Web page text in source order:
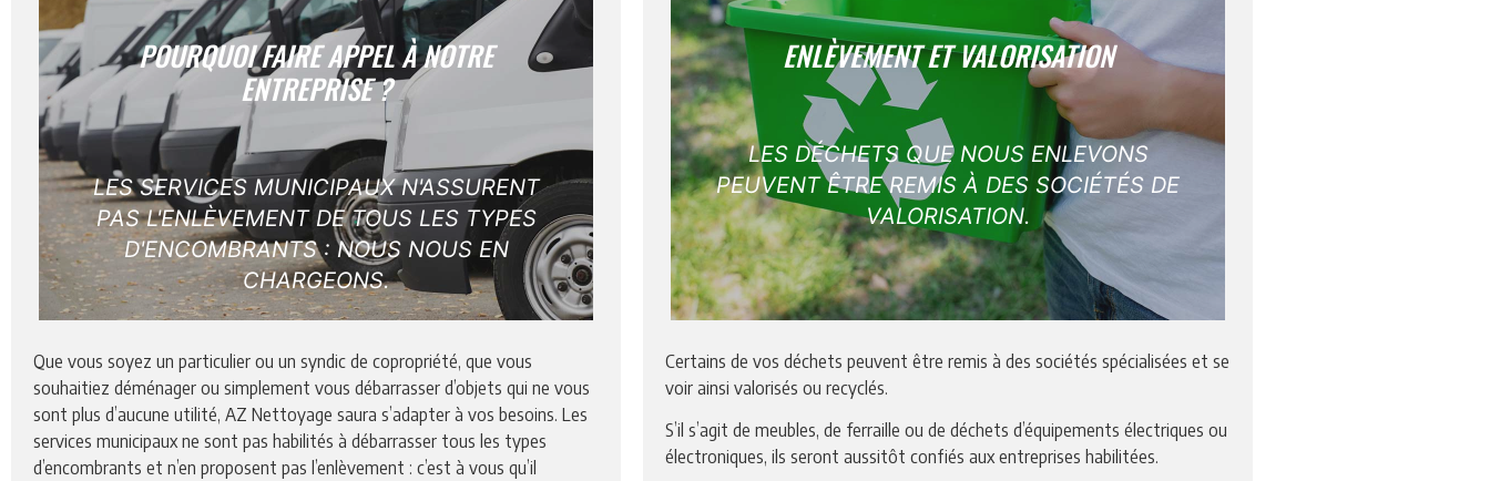
POURQUOI FAIRE APPEL À NOTRE
ENTREPRISE ?
LES SERVICES MUNICIPAUX N'ASSURENT
PAS L'ENLÈVEMENT DE TOUS LES TYPES
D'ENCOMBRANTS : NOUS NOUS EN
CHARGEONS.
Que vous soyez un particulier ou un syndic de copropriété, que vous
souhaitiez déménager ou simplement vous débarrasser d’objets qui ne vous
sont plus d’aucune utilité, AZ Nettoyage saura s’adapter à vos besoins. Les
services municipaux ne sont pas habilités à débarrasser tous les types
d’encombrants et n’en proposent pas l’enlèvement : c’est à vous qu’il
ENLÈVEMENT ET VALORISATION
LES DÉCHETS QUE NOUS ENLEVONS
PEUVENT ÊTRE REMIS À DES SOCIÉTÉS DE
VALORISATION.
Certains de vos déchets peuvent être remis à des sociétés spécialisées et se
voir ainsi valorisés ou recyclés.
S’il s’agit de meubles, de ferraille ou de déchets d’équipements électriques ou
électroniques, ils seront aussitôt confiés aux entreprises habilitées.